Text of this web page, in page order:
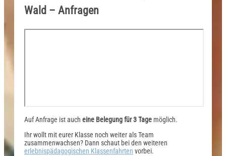
Wald – Anfragen
Auf Anfrage ist auch eine Belegung für 3 Tage möglich.
Ihr wollt mit eurer Klasse noch weiter als Team
zusammenwachsen? Dann schaut bei den weiteren
erlebnispädagogischen Klassenfahrten vorbei.